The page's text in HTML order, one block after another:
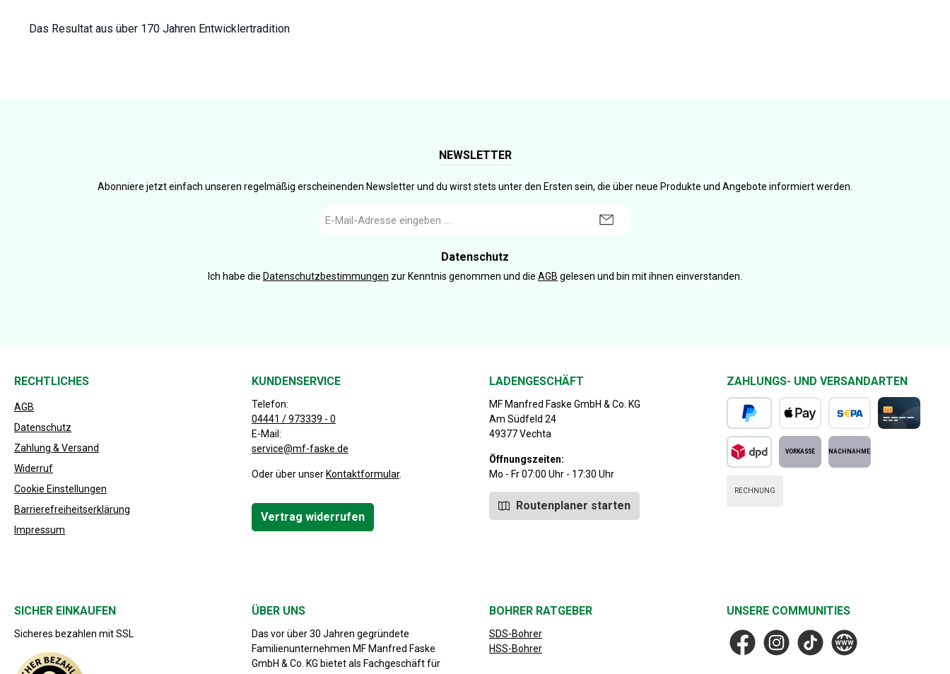
Das Resultat aus über 170 Jahren Entwicklertradition
NEWSLETTER
Abonniere jetzt einfach unseren regelmäßig erscheinenden Newsletter und du wirst stets unter den Ersten sein, die über neue Produkte und Angebote informiert werden.
Mail-
Datenschutz
Ich habe die Datenschutzbestimmungen zur Kenntnis genommen und die AGB gelesen und bin mit ihnen einverstanden.
RECHTLICHES
AGB
Datenschutz
Zahlung & Versand
Widerruf
Cookie Einstellungen
Barrierefreiheitserklärung
Impressum
KUNDENSERVICE
Telefon:
04441 / 973339 - 0
E-Mail:
service@mf-faske.de
Oder über unser Kontaktformular.
Vertrag widerrufen
LADENGESCHÄFT
MF Manfred Faske GmbH & Co. KG
Am Südfeld 24
49377 Vechta
Öffnungszeiten:
Mo - Fr 07:00 Uhr - 17:30 Uhr
Routenplaner starten
ZAHLUNGS- UND VERSANDARTEN
PayPal Apple Pay SEPA Lastschrift
RECHNUNG
SICHER EINKAUFEN
Sicheres bezahlen mit SSL
ÜBER UNS
Das vor über 30 Jahren gegründete
Familienunternehmen MF Manfred Faske
GmbH & Co. KG bietet als Fachgeschäft für
BOHRER RATGEBER
SDS-Bohrer
HSS-Bohrer
UNSERE COMMUNITIES
FacebookInstagramTikTok MF Faske